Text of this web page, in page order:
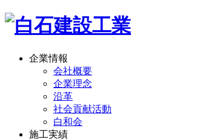
企業情報
会社概要
企業理念
沿革
社会貢献活動
白和会
施工実績